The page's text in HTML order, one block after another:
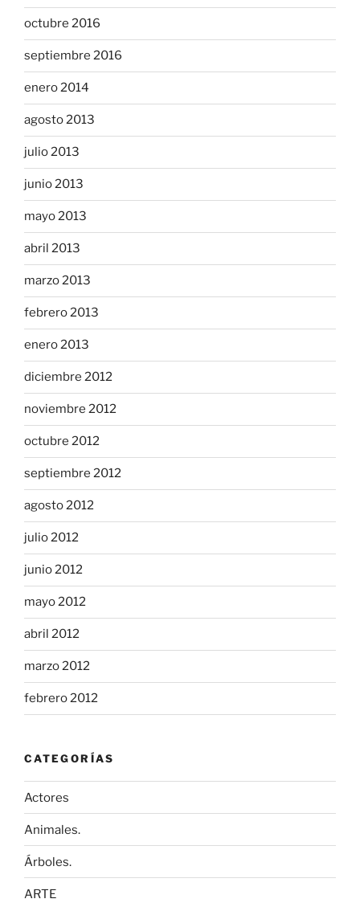
octubre 2016
septiembre 2016
enero 2014
agosto 2013
julio 2013
junio 2013
mayo 2013
abril 2013
marzo 2013
febrero 2013
enero 2013
diciembre 2012
noviembre 2012
octubre 2012
septiembre 2012
agosto 2012
julio 2012
junio 2012
mayo 2012
abril 2012
marzo 2012
febrero 2012
CATEGORÍAS
Actores
Animales.
Árboles.
ARTE